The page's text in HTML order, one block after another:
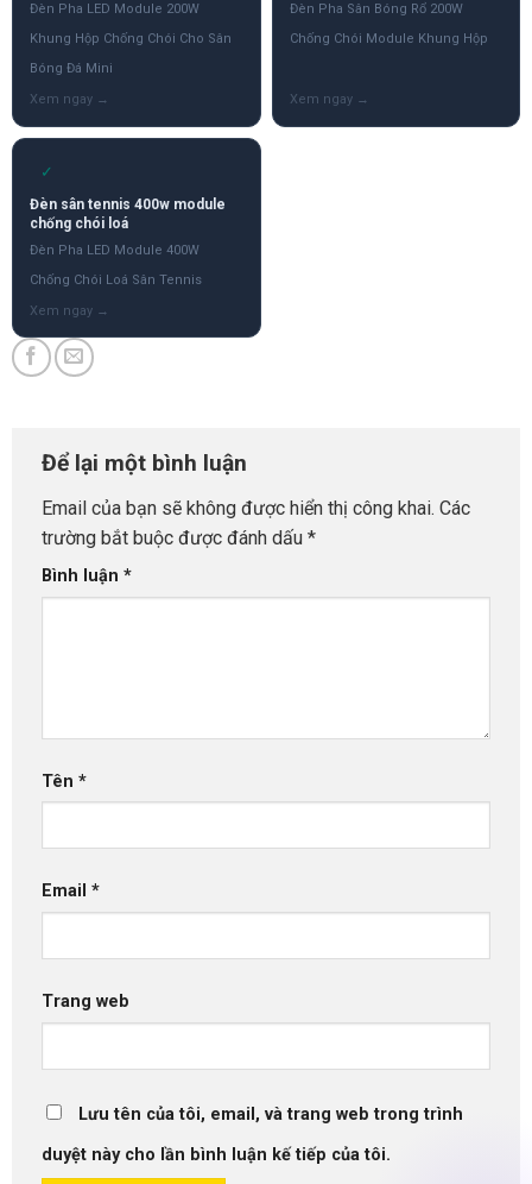
Đèn Pha LED Module 200W
Khung Hộp Chống Chói Cho Sân
Bóng Đá Mini
Đèn Pha Sân Bóng Rổ 200W
Chống Chói Module Khung Hộp
✓
Đèn sân tennis 400w module
chống chói loá
Đèn Pha LED Module 400W
Chống Chói Loá Sân Tennis
Để lại một bình luận
Email của bạn sẽ không được hiển thị công khai. Các
trường bắt buộc được đánh dấu *
Bình luận *
Tên *
Email *
Trang web
Lưu tên của tôi, email, và trang web trong trình
duyệt này cho lần bình luận kế tiếp của tôi.